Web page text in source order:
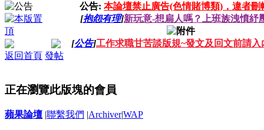
公告: 本論壇禁止廣告(色情賭博類)，違者刪
[抱怨有理]新玩意-想扁人嗎？上班族洩憤紓
[公告]工作求職甘苦談版規~發文及回文前請入
返回首頁 發帖
正在瀏覽此版塊的會員
蘋果論壇 |聯繫我們 |Archiver|WAP